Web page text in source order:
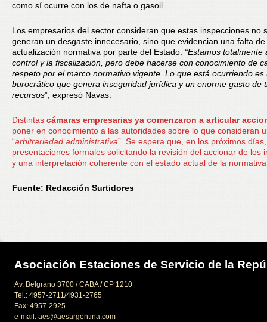
como sí ocurre con los de nafta o gasoil.
Los empresarios del sector consideran que estas inspecciones no
generan un desgaste innecesario, sino que evidencian una falta de
actualización normativa por parte del Estado. “Estamos totalmente
control y la fiscalización, pero debe hacerse con conocimiento de
respeto por el marco normativo vigente. Lo que está ocurriendo es
burocrático que genera inseguridad jurídica y un enorme gasto de
recursos”, expresó Navas.
Distintas cámaras empresarias ya comenzaron a articular
poner en conocimiento a las autoridades sobre lo que consideran
“arbitrariedad administrativa”. Se espera que, en los próximos
presentaciones formales solicitando la revisión del accionar de los
y una interpretación coherente con el estado actual de la
Fuente: Redacción Surtidores
Asociación Estaciones de Servicio de la
Av. Belgrano 3700 / CABA / CP 1210
Tel.: 4957-2711/4931-2765
Fax: 4957-2925
e-mail: aes@aesargentina.com